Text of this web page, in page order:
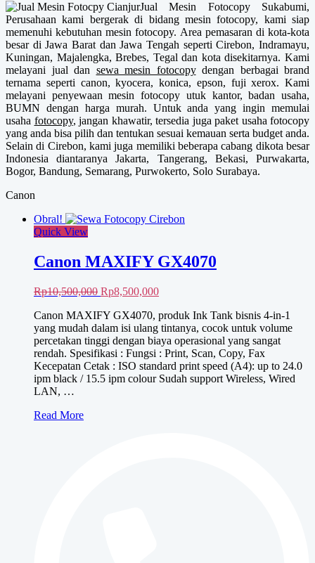
Jual Mesin Fotocopy Sukabumi,
Perusahaan kami bergerak di bidang mesin fotocopy, kami siap
memenuhi kebutuhan mesin fotocopy. Area pemasaran di kota-kota
besar di Jawa Barat dan Jawa Tengah seperti Cirebon, Indramayu,
Kuningan, Majalengka, Brebes, Tegal dan kota disekitarnya. Kami
melayani jual dan sewa mesin fotocopydengan berbagai brand
ternama seperti canon, kyocera, konica, epson, fuji xerox. Kami
melayani penyewaan mesin fotocopy utuk kantor, badan usaha,
BUMN dengan harga murah. Untuk anda yang ingin memulai
usaha fotocopy, jangan khawatir, tersedia juga paket usaha fotocopy
yang anda bisa pilih dan tentukan sesuai kemauan serta budget anda.
Selain di Cirebon, kami juga memiliki beberapa cabang dikota besar
Indonesia diantaranya Jakarta, Tangerang, Bekasi, Purwakarta,
Bogor, Bandung, Semarang, Purwokerto, Solo Surabaya.
Canon
Obral!
Quick View
Canon MAXIFY GX4070
Rp10,500,000 Harga
adalah:
Rp10,500,000.
Rp8,500,000Harga
ini
adalah:
Rp8,500,000.
Canon MAXIFY GX4070, produk Ink Tank bisnis 4-in-1
yang mudah dalam isi ulang tintanya, cocok untuk volume
percetakan tinggi dengan biaya operasional yang sangat
rendah. Spesifikasi : Fungsi : Print, Scan, Copy, Fax
Kecepatan Cetak : ISO standard print speed (A4): up to 24.0
ipm black / 15.5 ipm colour Sudah support Wireless, Wired
LAN, …
Canon
Read More